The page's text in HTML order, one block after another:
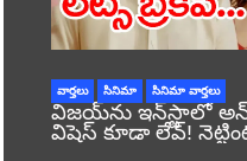
వార్తలు సినిమా సినిమా వార్తలు
విజయ్‌ను ఇన్‌స్టాలో
విషెస్ కూడా లేవ్!